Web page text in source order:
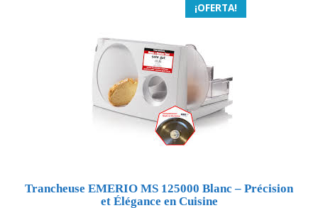
¡OFERTA!
Trancheuse EMERIO MS 125000 Blanc – Précision
et Élégance en Cuisine